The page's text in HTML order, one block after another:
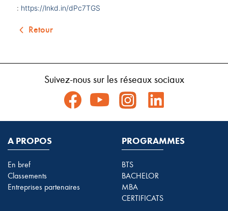
: https://lnkd.in/dPc7TGS
Retour
Suivez-nous sur les réseaux sociaux
A PROPOS
En bref
Classements
Entreprises partenaires
PROGRAMMES
BTS
BACHELOR
MBA
CERTIFICATS